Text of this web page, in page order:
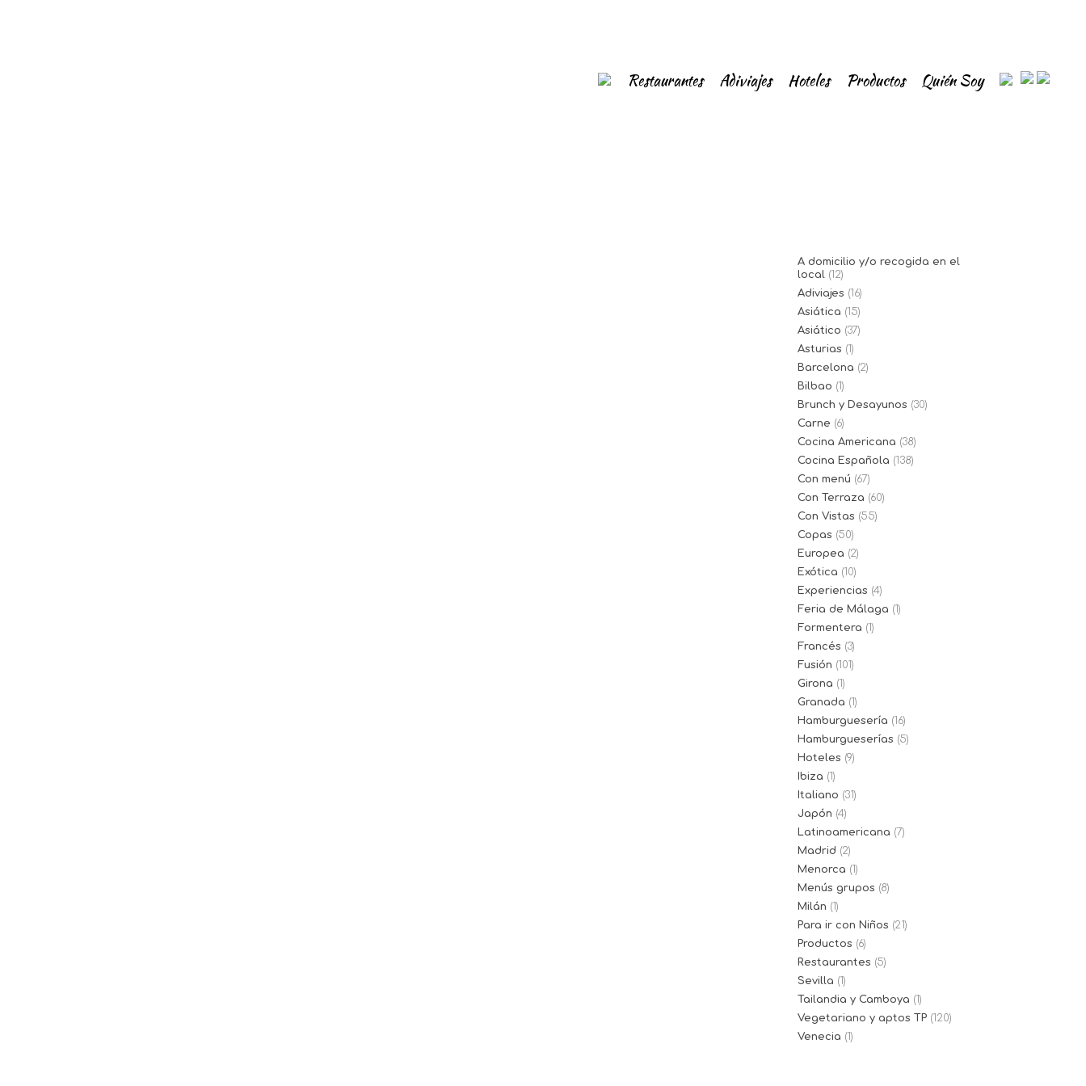
Restaurantes Adiviajes Hoteles Productos Quién Soy
A domicilio y/o recogida en el
local (12)
Adiviajes (16)
Asiática (15)
Asiático (37)
Asturias (1)
Barcelona (2)
Bilbao (1)
Brunch y Desayunos (30)
Carne (6)
Cocina Americana (38)
Cocina Española (138)
Con menú (67)
Con Terraza (60)
Con Vistas (55)
Copas (50)
Europea (2)
Exótica (10)
Experiencias (4)
Feria de Málaga (1)
Formentera (1)
Francés (3)
Fusión (101)
Girona (1)
Granada (1)
Hamburguesería (16)
Hamburgueserías (5)
Hoteles (9)
Ibiza (1)
Italiano (31)
Japón (4)
Latinoamericana (7)
Madrid (2)
Menorca (1)
Menús grupos (8)
Milán (1)
Para ir con Niños (21)
Productos (6)
Restaurantes (5)
Sevilla (1)
Tailandia y Camboya (1)
Vegetariano y aptos TP (120)
Venecia (1)